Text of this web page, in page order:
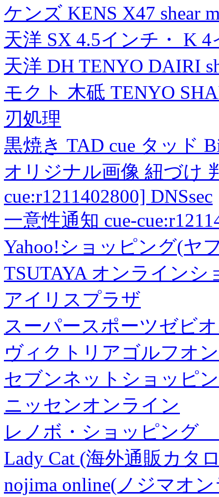
ケンズ KENS X47 shear
天洋 SX 4.5インチ・ K
天洋 DH TENYO DAIRI
モクト 木砥 TENYO
刃処理
黒焼き TAD cue タッド
オリジナル画像 紐づけ
cue:r1211402800] DNSsec
一意性通知 cue-
Yahoo!ショッピング(ヤ
TSUTAYA オンラインシ
アイリスプラザ
スーパースポーツゼビ
ヴィクトリアゴルフオ
セブンネットショッピ
ニッセンオンライン
レノボ・ショッピング
Lady Cat (海外通販カタ
nojima online(ノジマオ